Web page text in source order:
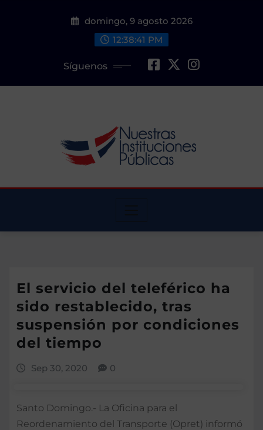
domingo, 9 agosto 2026
12:38:42 PM
Síguenos
El servicio del teleférico ha
sido restablecido, tras
suspensión por condiciones
del tiempo
Sep 30, 2020 0
Santo Domingo.- La Oficina para el
Reordenamiento del Transporte (Opret) informó